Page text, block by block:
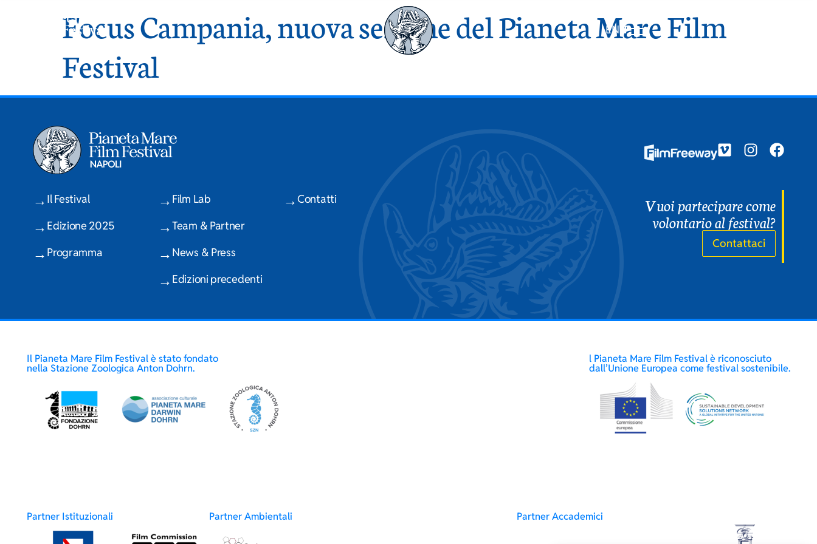
ENIT
Focus Campania, nuova sezione del Pianeta Mare Film
Festival
Il Festival
Edizione 2025
Programma
Film Lab
Team & Partner
News & Press
Edizioni precedenti
Contatti Vuoi partecipare come
volontario al festival?
Contattaci
Il Pianeta Mare Film Festival è stato fondato
nella Stazione Zoologica Anton Dohrn.
l Pianeta Mare Film Festival è riconosciuto
dall’Unione Europea come festival sostenibile.
Partner Istituzionali Partner Ambientali Partner Accademici